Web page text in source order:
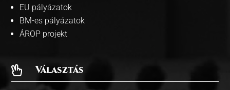
EU pályázatok
BM-es pályázatok
ÁROP projekt
 Választás